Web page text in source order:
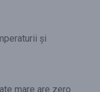
și
mare are zero